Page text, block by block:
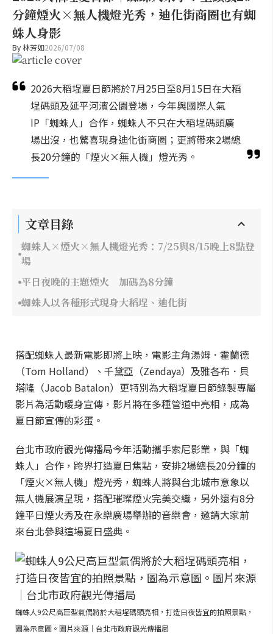
分鐘煙火×無人機燈光秀，迪化街商圈也有蜘
蛛人身影
By林芳如2026/07/08
2026大稻埕夏日節將於7月25日至8月15日在大稻
埕碼頭及延平河濱公園登場，今年與國際人氣
IP「蜘蛛人」合作，蜘蛛人不只在大稻埕碼頭廣
場出沒，也驚喜現身迪化街商圈；更將帶來2場總
長20分鐘的「煙火×無人機」燈光秀。
文章目錄
蜘蛛人×煙火×無人機燈光秀：7/25與8/15晚上8點登
場
平日夜晚的主題煙火 加碼為8分鐘
蜘蛛人以各種形式現身大稻埕、迪化街
搭配蜘蛛人最新電影即將上映，電影主角湯姆．霍蘭德
（Tom Holland）、千黛亞（Zendaya）及雅各布．貝
塔隆（Jacob Batalon）更特別為大稻埕夏日節錄製專屬
影片為活動暖身宣傳，影片將在多種管道中亮相，成為
夏日節宣傳的彩蛋。
台北市政府觀光傳播局今年活動攜手索尼影業，與「蜘
蛛人」合作，跨界打造夏日焦點，安排2場總長20分鐘的
「煙火×無人機」燈光秀，蜘蛛人將與台北城市意象以
無人機展演呈現，搭配璀璨煙火完美交織，另外還有8分
鐘平日煙火秀及在永樂廣場舉辦的音樂會，邀請大家前
來台北參與這場夏日盛典。
蜘蛛人9公尺高巨型氣偶將於大稻埕碼頭亮相，打造日夜皆宜的拍照景點，
圖為示意圖。圖片來源｜台北市政府觀光傳播局